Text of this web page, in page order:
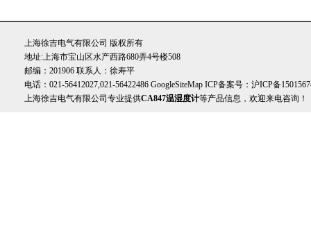
上海徐吉电气有限公司 版权所有
地址:上海市宝山区水产西路680弄4号楼508
邮编：201906 联系人：徐寿平
电话：021-56412027,021-56422486 GoogleSiteMap ICP备案号： 沪ICP备
上海徐吉电气有限公司专业提供CA847温湿度计等产品信息，欢迎来电咨询！